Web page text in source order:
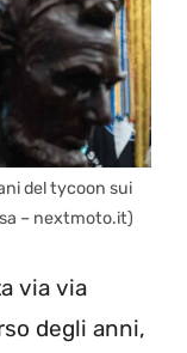
del tycoon sui
– nextmoto.it)
via via
degli anni,